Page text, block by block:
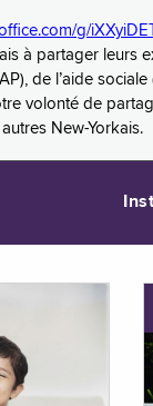
g/
à partager leurs
de l’aide
volonté de
New-Yorkais.